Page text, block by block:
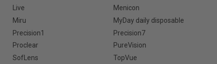
Live
Menicon
Miru
MyDay daily disposable
Precision1
Precision7
Proclear
PureVision
SofLens
TopVue